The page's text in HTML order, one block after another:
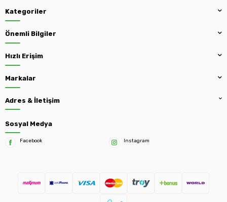
Kategoriler
Önemli Bilgiler
Hızlı Erişim
Markalar
Adres & İletişim
Sosyal Medya
Facebook Instagram